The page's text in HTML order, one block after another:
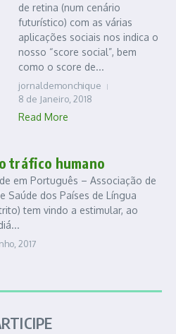
de retina (num cenário
futurístico) com as várias
aplicações sociais nos indica o
nosso “score social”, bem
como o score de...
jornaldemonchique
8 de Janeiro, 2018
Read More
tráfico humano
em Português – Associação de
Saúde dos Países de Língua
tem vindo a estimular, ao
2017